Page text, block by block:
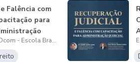
e Falência com
para
EBDcom - Escola Brasileira de Direito Comercial